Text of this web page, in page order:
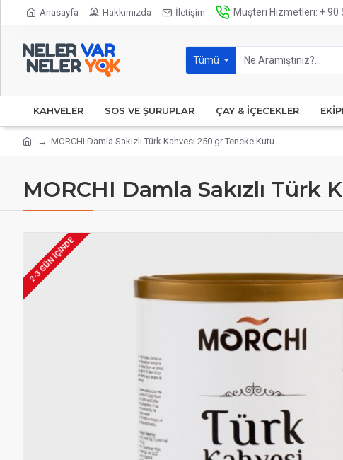
Anasayfa Hakkımızda İletişim Müşteri Hizmetleri: + 90
Tümü
KAHVELER SOS VE ŞURUPLAR ÇAY & İÇECEKLER
MORCHI Damla Sakızlı Türk Kahvesi 250 gr Teneke Kutu
MORCHI Damla Sakızlı Türk
2-3 GÜN IÇINDE